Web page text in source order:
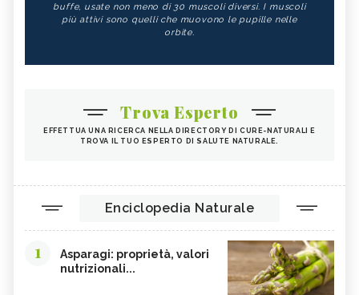
buffe, usate non meno di 30 muscoli diversi. I muscoli
più attivi sono quelli che muovono le pupille nelle
orbite.
Trova Esperto
EFFETTUA UNA RICERCA NELLA DIRECTORY DI CURE-NATURALI E
TROVA IL TUO ESPERTO DI SALUTE NATURALE.
Enciclopedia Naturale
1
Asparagi: proprietà, valori
nutrizionali...